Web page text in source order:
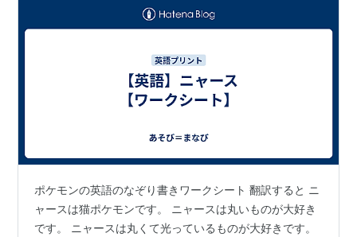
ポケモンの英語のなぞり書きワークシート 翻訳すると ニ
ャースは猫ポケモンです。 ニャースは丸いものが大好き
です。 ニャースは丸くて光っているものが大好きです。